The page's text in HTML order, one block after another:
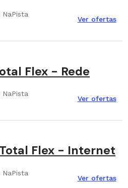
Ver ofertas
Flex - Rede
Ver ofertas
Flex - Internet
Ver ofertas